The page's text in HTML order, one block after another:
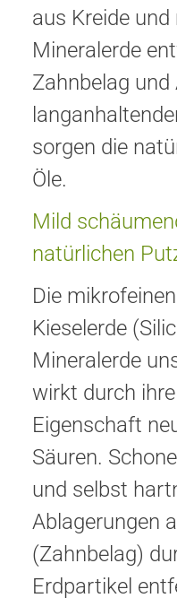
aus Kreide
Mineralerde
Zahnbelag
sorgen die
Öle.
Mild
natürlichen
Die
Kieselerde
Mineralerde
wirkt durch
Eigenschaft
Säuren.
und selbst
Ablagerungen
(Zahnbelag)
Erdpartikel